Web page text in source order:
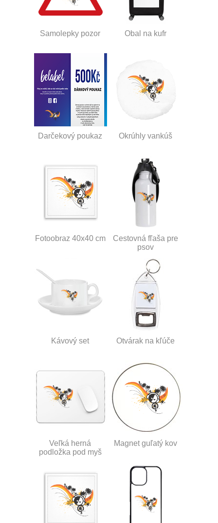
Samolepky pozor Obal na kufr
Darčekový poukaz Okrúhly vankúš
Fotoobraz 40x40 cm
Cestovná fľaša pre
psov
Kávový set Otvárak na kľúče
Veľká herná
podložka pod myš
Magnet guľatý kov